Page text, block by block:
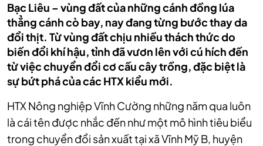
Bạc Liêu – vùng đất của những cánh đồng lúa
thẳng cánh cò bay, nay đang từng bước thay da
đổi thịt. Từ vùng đất chịu nhiều thách thức do
biến đổi khí hậu, tỉnh đã vươn lên với cú hích đến
từ việc chuyển đổi cơ cấu cây trồng, đặc biệt là
sự bứt phá của các HTX kiểu mới.
HTX Nông nghiệp Vĩnh Cường những năm qua luôn
là cái tên được nhắc đến như một mô hình tiêu biểu
trong chuyển đổi sản xuất tại xã Vĩnh Mỹ B, huyện